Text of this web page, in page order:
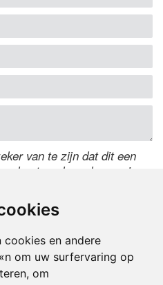
cookies en andere
om uw surfervaring op
om
van te zijn dat dit een
code over in